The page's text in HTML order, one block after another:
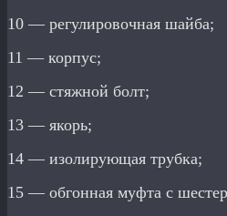
10 — регулировочная шайба;
11 — корпус;
12 — стяжной болт;
13 — якорь;
14 — изолирующая трубка;
15 — обгонная муфта с